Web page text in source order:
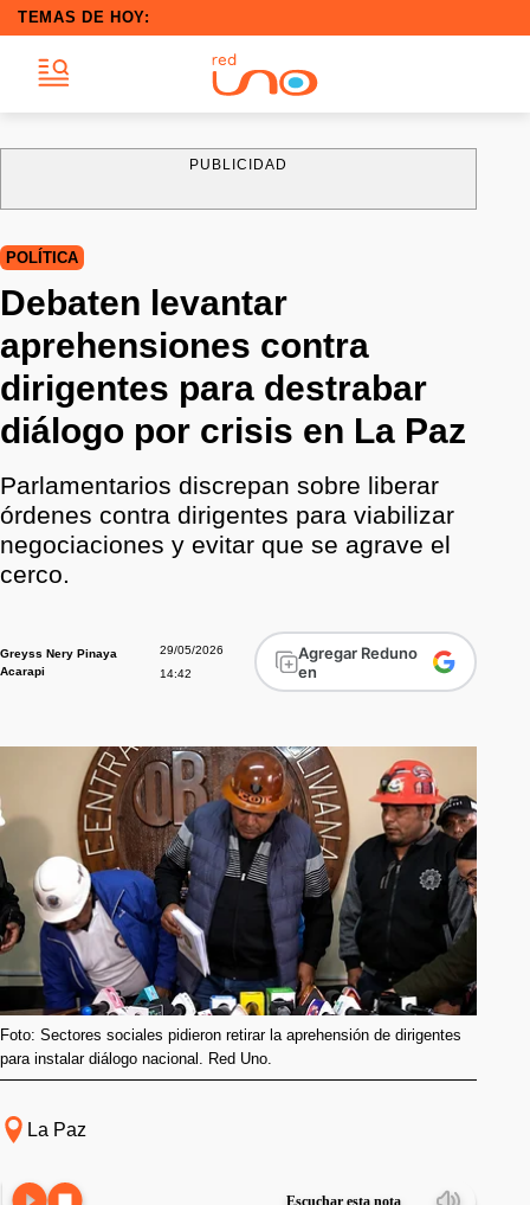
TEMAS DE HOY:
PUBLICIDAD
POLÍTICA
Debaten levantar
aprehensiones contra
dirigentes para destrabar
diálogo por crisis en La Paz
Parlamentarios discrepan sobre liberar
órdenes contra dirigentes para viabilizar
negociaciones y evitar que se agrave el
cerco.
Greyss Nery Pinaya
Acarapi
29/05/2026
14:42
Agregar Reduno
en
Foto: Sectores sociales pidieron retirar la aprehensión de dirigentes
para instalar diálogo nacional. Red Uno.
La Paz
Escuchar esta nota